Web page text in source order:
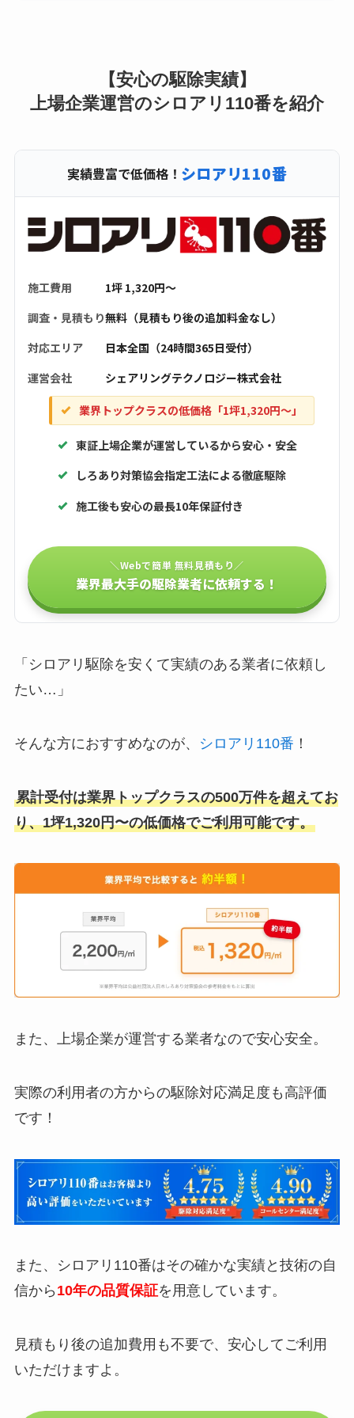
【安心の駆除実績】
上場企業運営のシロアリ110番を紹介
実績豊富で低価格！ シロアリ110番
施工費用
1坪 1,320円〜
調査・見積もり無料（見積もり後の追加料金なし）
対応エリア
日本全国（24時間365日受付）
運営会社
シェアリングテクノロジー株式会社
業界トップクラスの低価格「1坪1,320円〜」
東証上場企業が運営しているから安心・安全
しろあり対策協会指定工法による徹底駆除
施工後も安心の最長10年保証付き
＼Webで簡単 無料見積もり／
業界最大手の駆除業者に依頼する！
「シロアリ駆除を安くて実績のある業者に依頼し
たい…」
そんな方におすすめなのが、 シロアリ110番 ！
累計受付は業界トップクラスの500万件を超えてお
り、1坪1,320円〜の低価格でご利用可能です。
また、上場企業が運営する業者なので安心安全。
実際の利用者の方からの駆除対応満足度も高評価
です！
また、シロアリ110番はその確かな実績と技術の自
信から 10年の品質保証を用意しています。
見積もり後の追加費用も不要で、安心してご利用
いただけますよ。